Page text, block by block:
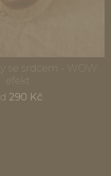
se srdcem - WOW
efekt
290 Kč